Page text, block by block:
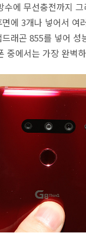
수에 무선충전까지
에 3개나 넣어서 여
래곤 855를 넣어 성
중에서는 가장 완벽